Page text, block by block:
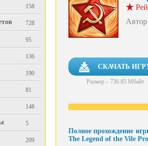
158
728
95
136
190
81
148
5
209
СКАЧАТЬ
Размер – 736.85 Мбайт
Полное прохождение
The Legend of the Vile